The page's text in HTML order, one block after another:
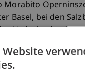
Morabito
Basel, bei den
Nederlandse
arbeitet seit 2002
Website